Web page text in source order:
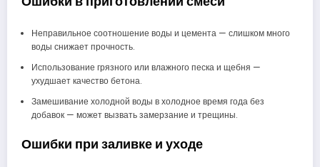
Неправильное соотношение воды и цемента — слишком много
воды снижает прочность.
Использование грязного или влажного песка и щебня —
ухудшает качество бетона.
Замешивание холодной воды в холодное время года без
добавок — может вызвать замерзание и трещины.
Ошибки при заливке и уходе